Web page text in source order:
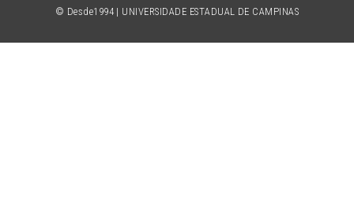
© Desde1994 | UNIVERSIDADE ESTADUAL DE CAMPINAS